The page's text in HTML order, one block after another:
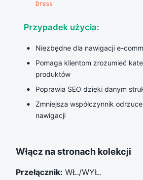
Dress
Przypadek użycia:
Niezbędne dla nawigacji e-
Pomaga klientom zrozumieć
produktów
Poprawia SEO dzięki danym
Zmniejsza współczynnik
nawigacji
Włącz na stronach kolekcji
Przełącznik: WŁ./WYŁ.